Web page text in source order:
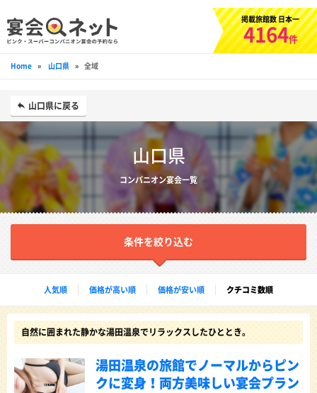
掲載旅館数 日本一
4164件
Home » 山口県 » 全域
山口県に戻る
山口県
コンパニオン宴会一覧
条件を絞り込む
人気順 価格が高い順 価格が安い順 クチコミ数順
自然に囲まれた静かな湯田温泉でリラックスしたひととき。
湯田温泉の旅館でノーマルからピン
クに変身！両方美味しい宴会プラン